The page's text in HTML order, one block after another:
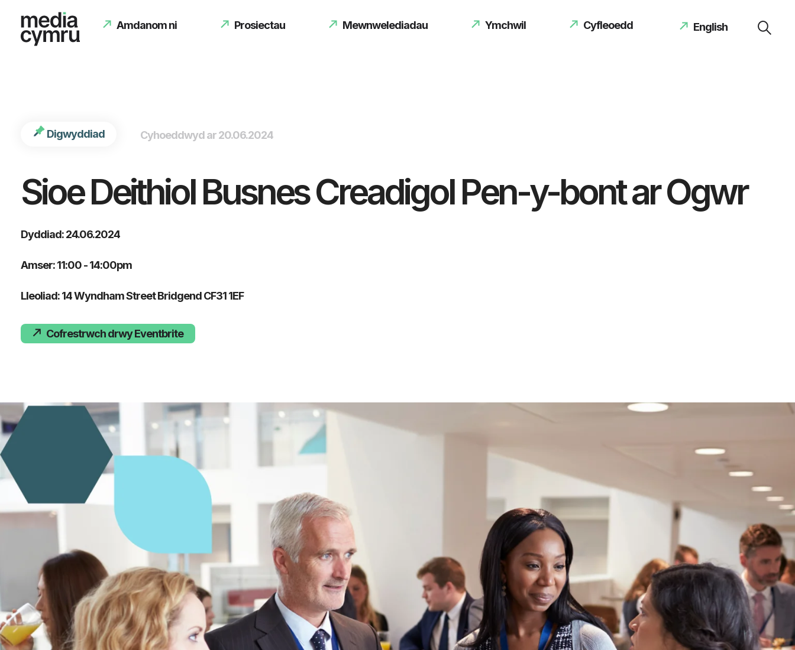
Amdanom ni Prosiectau Mewnwelediadau Ymchwil Cyfleoedd English
Digwyddiad Cyhoeddwyd ar 20.06.2024
Sioe Deithiol Busnes Creadigol Pen-y-bont ar Ogwr
Dyddiad: 24.06.2024
Amser: 11:00 - 14:00pm
Lleoliad: 14 Wyndham Street Bridgend CF31 1EF
Cofrestrwch drwy Eventbrite